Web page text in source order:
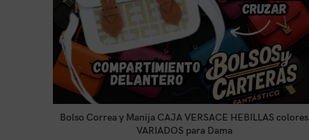
LEER MÁS
Bolso Correa y Manija CAJA VERSACE HEBILLAS colores
VARIADOS para Dama